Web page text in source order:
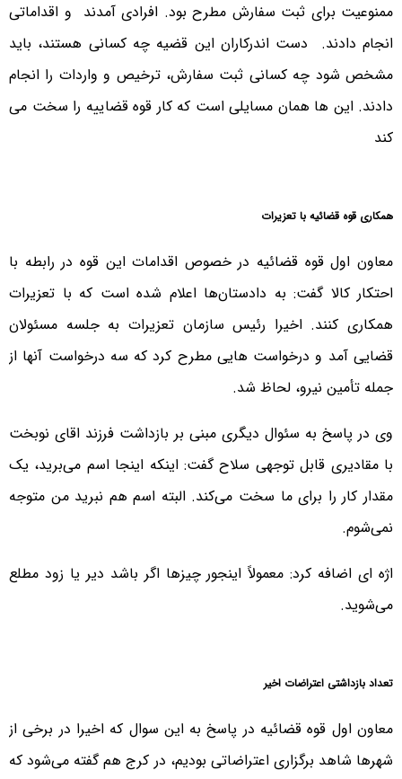
ممنوعیت برای ثبت سفارش مطرح بود. افرادی آمدند و اقداماتی
انجام دادند. دست اندرکاران این قضیه چه کسانی هستند، باید
مشخص شود چه کسانی ثبت سفارش، ترخیص و واردات را انجام
دادند. این ها همان مسایلی است که کار قوه قضاییه را سخت می
کند
همکاری قوه قضائیه با تعزیرات
معاون اول قوه قضائیه در خصوص اقدامات این قوه در رابطه با
احتکار کالا گفت: به دادستان‌ها اعلام شده است که با تعزیرات
همکاری کنند. اخیرا رئیس سازمان تعزیرات به جلسه مسئولان
قضایی آمد و درخواست هایی مطرح کرد که سه درخواست آنها از
جمله تأمین نیرو، لحاظ شد.
وی در پاسخ به سئوال دیگری مبنی بر بازداشت فرزند اقای نوبخت
با مقادیری قابل توجهی سلاح گفت: اینکه اینجا اسم می‌برید، یک
مقدار کار را برای ما سخت می‌کند. البته اسم هم نبرید من متوجه
نمی‌شوم.
اژه ای اضافه کرد: معمولاً اینجور چیزها اگر باشد دیر یا زود مطلع
می‌شوید.
تعداد بازداشتی اعتراضات اخیر
معاون اول قوه قضائیه در پاسخ به این سوال که اخیرا در برخی از
شهرها شاهد برگزاری اعتراضاتی بودیم، در کرج هم گفته می‌شود که